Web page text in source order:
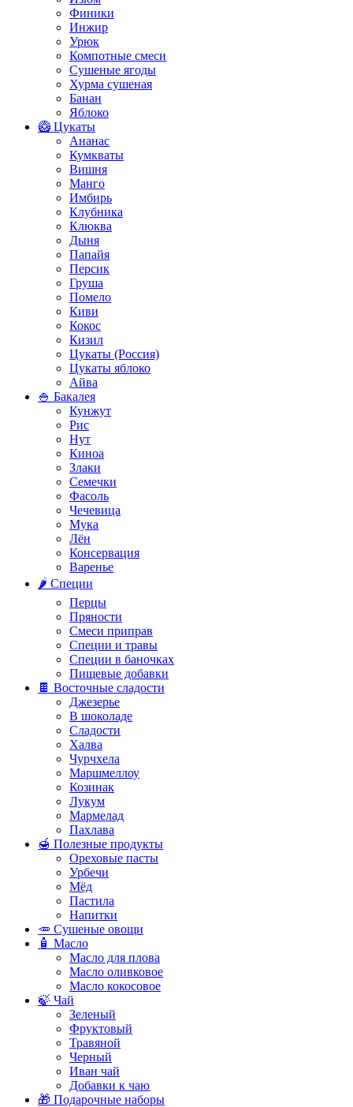
Финики
Инжир
Урюк
Компотные смеси
Сушеные ягоды
Хурма сушеная
Банан
Яблоко
🥝 Цукаты
Ананас
Кумкваты
Вишня
Манго
Имбирь
Клубника
Клюква
Дыня
Папайя
Персик
Груша
Помело
Киви
Кокос
Кизил
Цукаты (Россия)
Цукаты яблоко
Айва
🍚 Бакалея
Кунжут
Рис
Нут
Киноа
Злаки
Семечки
Фасоль
Чечевица
Мука
Лён
Консервация
Варенье
🌶️ Специи
Перцы
Пряности
Смеси приправ
Специи и травы
Специи в баночках
Пищевые добавки
🍫 Восточные сладости
Джезерье
В шоколаде
Сладости
Халва
Чурчхела
Маршмеллоу
Козинак
Лукум
Мармелад
Пахлава
🍯 Полезные продукты
Ореховые пасты
Урбечи
Мёд
Пастила
Напитки
🥕 Сушеные овощи
🧴 Масло
Масло для плова
Масло оливковое
Масло кокосовое
🍃 Чай
Зеленый
Фруктовый
Травяной
Черный
Иван чай
Добавки к чаю
🎁 Подарочные наборы